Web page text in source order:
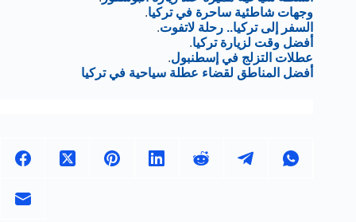
وجهات شاطئية ساحرة في تركيا.
السفر إلى تركيا.. رحلة لاتفوت.
أفضل وقت لزيارة تركيا.
عطلات التزلج في إسطنبول.
أفضل المناطق لقضاء عطلة سياحية في تركيا